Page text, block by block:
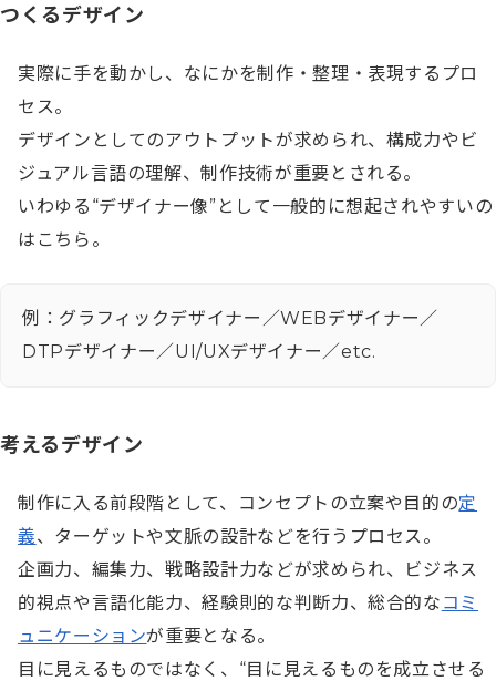
つくるデザイン
実際に手を動かし、なにかを制作・整理・表現するプロ
セス。
デザインとしてのアウトプットが求められ、構成力やビ
ジュアル言語の理解、制作技術が重要とされる。
いわゆる“デザイナー像”として一般的に想起されやすいの
はこちら。
例：グラフィックデザイナー／WEBデザイナー／
DTPデザイナー／UI/UXデザイナー／etc.
考えるデザイン
制作に入る前段階として、コンセプトの立案や目的の定
義、ターゲットや文脈の設計などを行うプロセス。
企画力、編集力、戦略設計力などが求められ、ビジネス
的視点や言語化能力、経験則的な判断力、総合的な コミ
ュニケーションが重要となる。
目に見えるものではなく、“目に見えるものを成立させる